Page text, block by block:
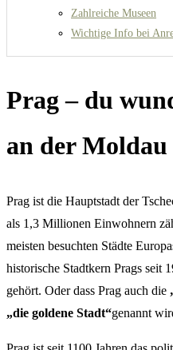
Zahlreiche Museen
Wichtige Info bei
Prag – du
an der Moldau
Prag ist die Hauptstadt der
als 1,3 Millionen Einwohnern
meisten besuchten Städte
historische Stadtkern Prags seit
gehört. Oder dass Prag auch die
„die goldene Stadt“genannt